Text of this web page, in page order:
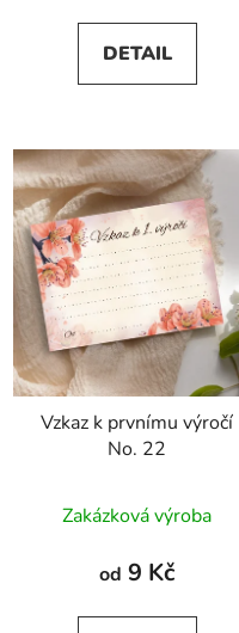
DETAIL
Vzkaz k prvnímu výročí
No. 22
Zakázková výroba
od 9 Kč